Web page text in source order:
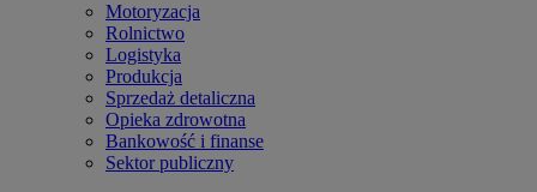
Motoryzacja
Rolnictwo
Logistyka
Produkcja
Sprzedaż detaliczna
Opieka zdrowotna
Bankowość i finanse
Sektor publiczny